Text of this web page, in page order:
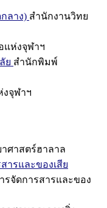
ลาง) สำนักงานวิทย
แห่งจุฬาฯ
ย สำนักพิมพ์
จุฬาฯ
ศาสตร์ฮาลาล
ารและของเสีย
รจัดการสารและของ